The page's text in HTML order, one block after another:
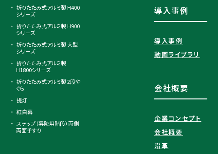
折りたたみ式アルミ製 H400
シリーズ
折りたたみ式アルミ製 H900
シリーズ
折りたたみ式アルミ製 大型
シリーズ
折りたたみ式アルミ製
H1800シリーズ
折りたたみ式アルミ製 2段や
ぐら
提灯
紅白幕
ステップ（昇降用階段）両側
両面手すり
導入事例
導入事例
動画ライブラリ
会社概要
企業コンセプト
会社概要
沿革